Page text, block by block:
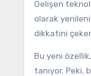
Gelişen
olarak
dikkatini
Bu yeni
tanıyor. Peki,